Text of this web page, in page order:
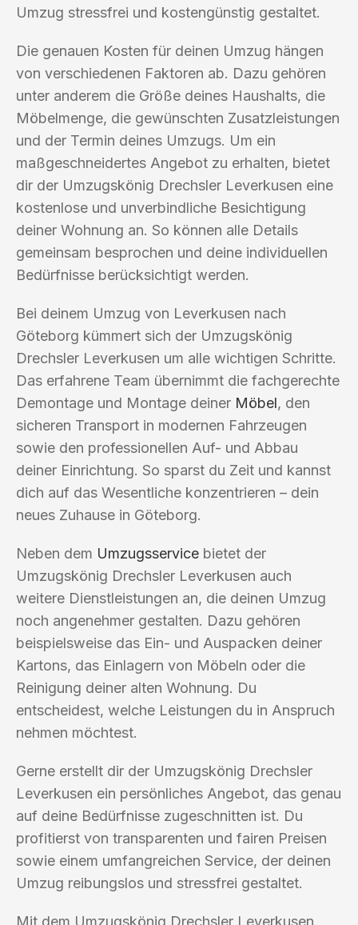
Umzug stressfrei und kostengünstig gestaltet.
Die genauen Kosten für deinen Umzug hängen
von verschiedenen Faktoren ab. Dazu gehören
unter anderem die Größe deines Haushalts, die
Möbelmenge, die gewünschten Zusatzleistungen
und der Termin deines Umzugs. Um ein
maßgeschneidertes Angebot zu erhalten, bietet
dir der Umzugskönig Drechsler Leverkusen eine
kostenlose und unverbindliche Besichtigung
deiner Wohnung an. So können alle Details
gemeinsam besprochen und deine individuellen
Bedürfnisse berücksichtigt werden.
Bei deinem Umzug von Leverkusen nach
Göteborg kümmert sich der Umzugskönig
Drechsler Leverkusen um alle wichtigen Schritte.
Das erfahrene Team übernimmt die fachgerechte
Demontage und Montage deiner Möbel, den
sicheren Transport in modernen Fahrzeugen
sowie den professionellen Auf- und Abbau
deiner Einrichtung. So sparst du Zeit und kannst
dich auf das Wesentliche konzentrieren – dein
neues Zuhause in Göteborg.
Neben dem Umzugsservice bietet der
Umzugskönig Drechsler Leverkusen auch
weitere Dienstleistungen an, die deinen Umzug
noch angenehmer gestalten. Dazu gehören
beispielsweise das Ein- und Auspacken deiner
Kartons, das Einlagern von Möbeln oder die
Reinigung deiner alten Wohnung. Du
entscheidest, welche Leistungen du in Anspruch
nehmen möchtest.
Gerne erstellt dir der Umzugskönig Drechsler
Leverkusen ein persönliches Angebot, das genau
auf deine Bedürfnisse zugeschnitten ist. Du
profitierst von transparenten und fairen Preisen
sowie einem umfangreichen Service, der deinen
Umzug reibungslos und stressfrei gestaltet.
Mit dem Umzugskönig Drechsler Leverkusen